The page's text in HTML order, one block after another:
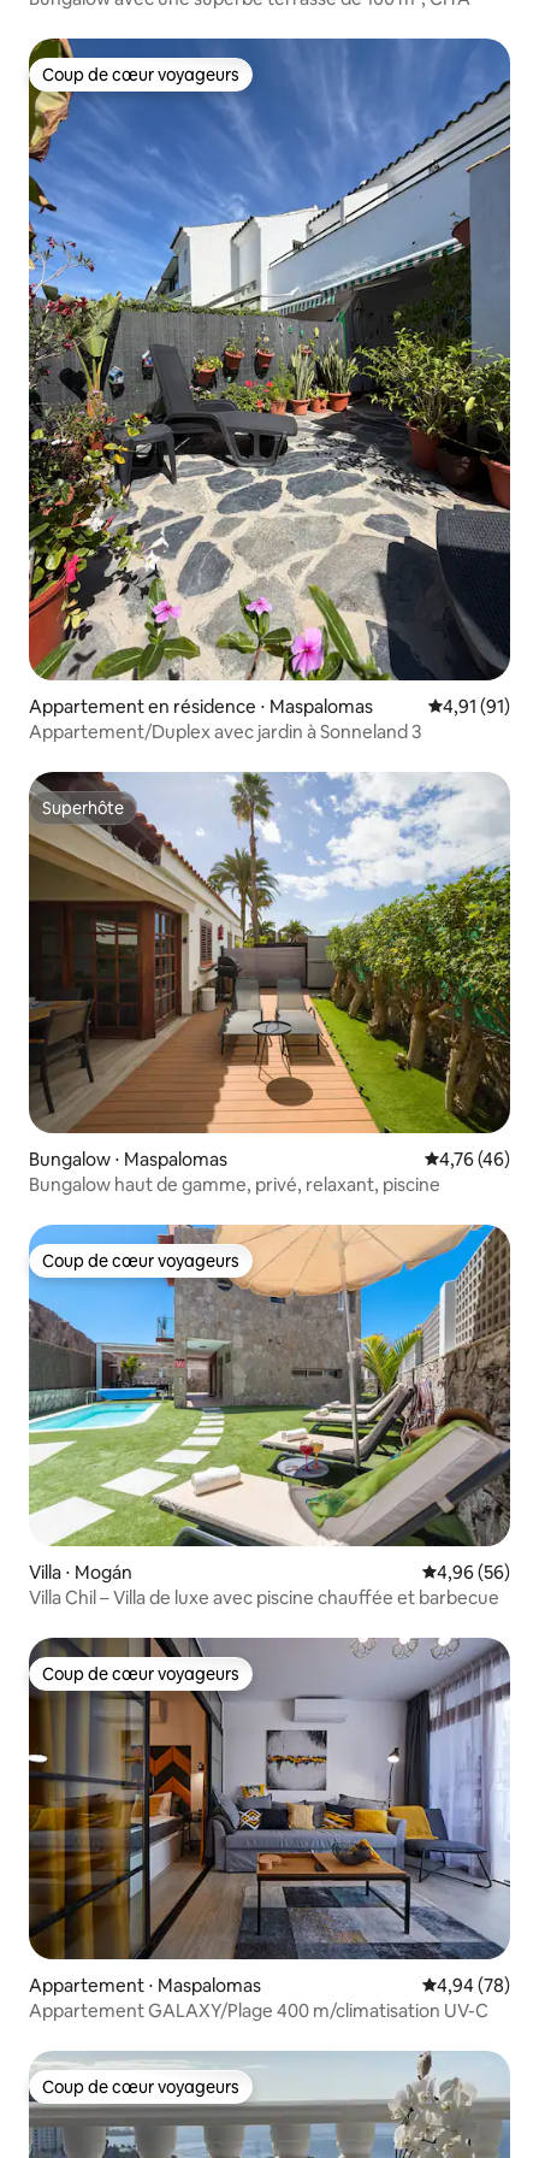
Coup de cœur voyageurs
Coup de cœur voyageurs
Appartement en résidence ⋅ Maspalomas Évaluation
4,91 (91)
Appartement/Duplex avec jardin à Sonneland 3
Superhôte
Superhôte
Bungalow ⋅ Maspalomas Évaluation
4,76 (46)
Bungalow haut de gamme, privé, relaxant, piscine
Coup de cœur voyageurs
Coup de cœur voyageurs
Villa ⋅ Mogán Évaluation
4,96 (56)
Villa Chil – Villa de luxe avec piscine chauffée et barbecue
Coup de cœur voyageurs
Coup de cœur voyageurs
Appartement ⋅ Maspalomas Évaluation
4,94 (78)
Appartement GALAXY/Plage 400 m/climatisation UV-C
Coup de cœur voyageurs
Coup de cœur voyageurs